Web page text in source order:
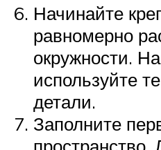
Начинайте
равномерно
окружности.
используйте
детали.
Заполните
пространство.